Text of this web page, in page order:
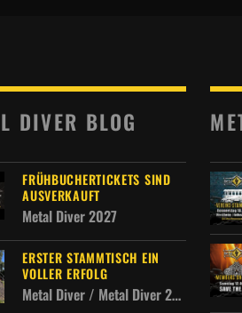
DIVER BLOG
FRÜHBUCHERTICKETS SIND
AUSVERKAUFT
Metal Diver 2027
ERSTER STAMMTISCH EIN
VOLLER ERFOLG
Metal Diver / Metal Diver 2027 / Metal Diver Allgemein